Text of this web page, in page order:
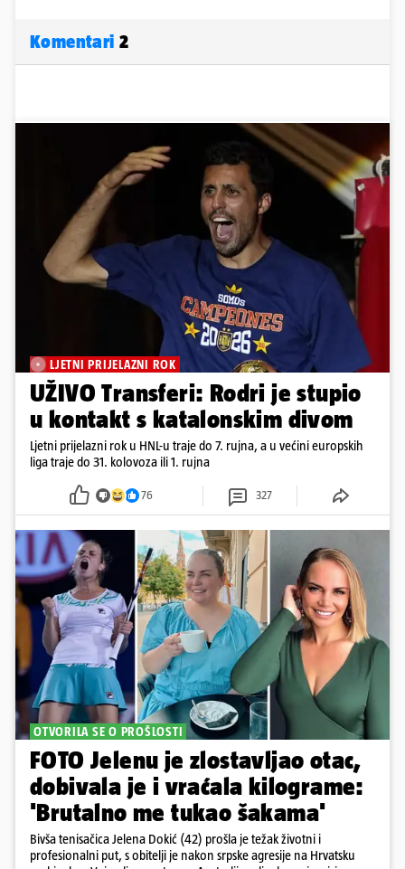
Komentari 2
LJETNI PRIJELAZNI ROK
UŽIVO Transferi: Rodri je stupio
u kontakt s katalonskim divom
Ljetni prijelazni rok u HNL-u traje do 7. rujna, a u većini europskih
liga traje do 31. kolovoza ili 1. rujna
76 327
OTVORILA SE O PROŠLOSTI
FOTO Jelenu je zlostavljao otac,
dobivala je i vraćala kilograme:
'Brutalno me tukao šakama'
Bivša tenisačica Jelena Dokić (42) prošla je težak životni i
profesionalni put, s obitelji je nakon srpske agresije na Hrvatsku